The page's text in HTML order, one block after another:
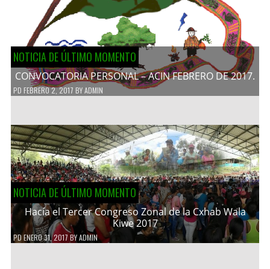
NOTICIA DE ÚLTIMO MOMENTO
CONVOCATORIA PERSONAL – ACIN FEBRERO DE 2017.
PD FEBRERO 2, 2017 BYADMIN
NOTICIA DE ÚLTIMO MOMENTO
Hacía el Tercer Congreso Zonal de la Cxhab Wala
Kiwe 2017
PDENERO 31, 2017 BYADMIN